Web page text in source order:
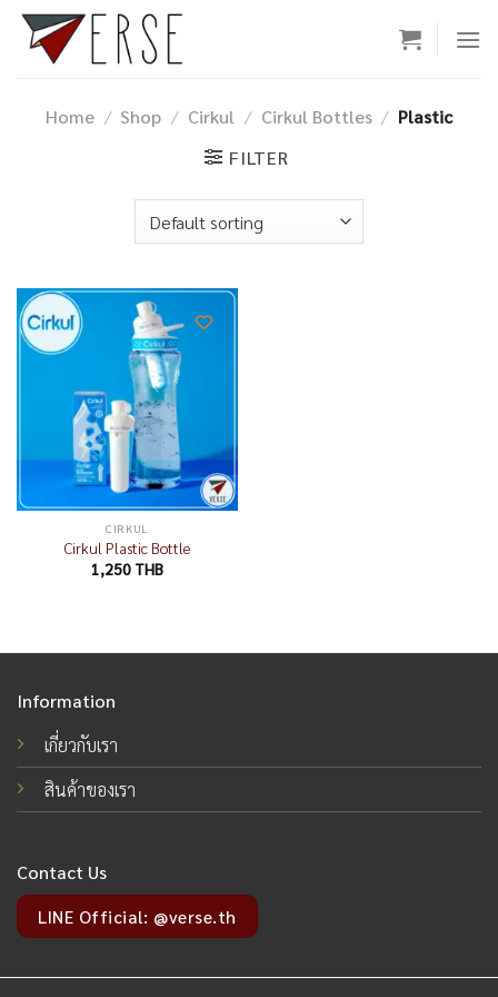
Skip
content
Home / Shop / Cirkul / Cirkul Bottles / Plastic
FILTER
CIRKUL
Cirkul Plastic Bottle
1,250 THB
Information
เกี่ยวกับเรา
สินค้าของเรา
Contact Us
LINE Official: @verse.th